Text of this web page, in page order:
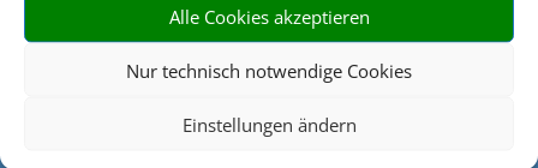
Alle Cookies akzeptieren
Nur technisch notwendige Cookies
Einstellungen ändern
Barrierefreiheitserklärung